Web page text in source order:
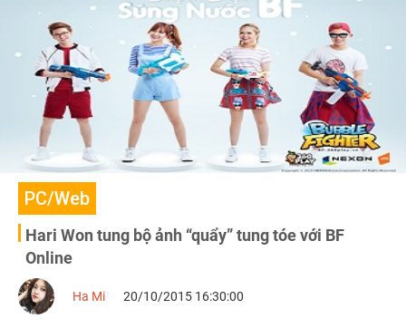
PC/Web
Hari Won tung bộ ảnh “quẩy” tung tóe với BF
Online
Ha Mi 20/10/2015 16:30:00